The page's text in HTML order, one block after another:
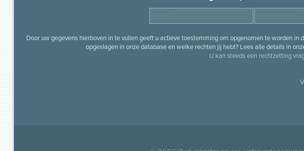
Door uw gegevens hierboven in te vullen geeft u actieve toestemming om opgenomen te worden
opgeslagen in onze database en welke rechten jij hebt? Lees alle details in
U kan steeds een rechtzetting